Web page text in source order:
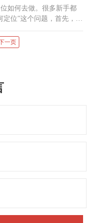
如何去做。很多新手都
位”这个问题，首先，你
都在分享自己的特长，
一页